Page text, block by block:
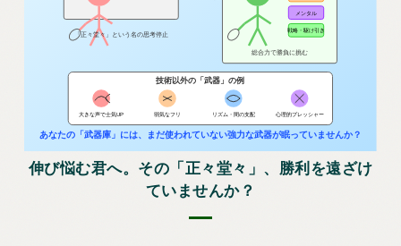
伸び悩む君へ。その「正々堂々」、勝利を遠ざけ
ていませんか？